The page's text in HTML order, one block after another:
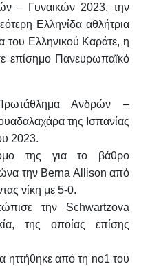
– Γυναικών 2023, την
Ελληνίδα αθλήτρια
του Ελληνικού Καράτε, η
επίσημο Πανευρωπαϊκό
Ανδρών –
της Ισπανίας
2023.
της για το βάθρο
την Berna Allison από
νίκη με 5-0.
την Schwartzova
της οποίας επίσης
ηττήθηκε από τη no1 του